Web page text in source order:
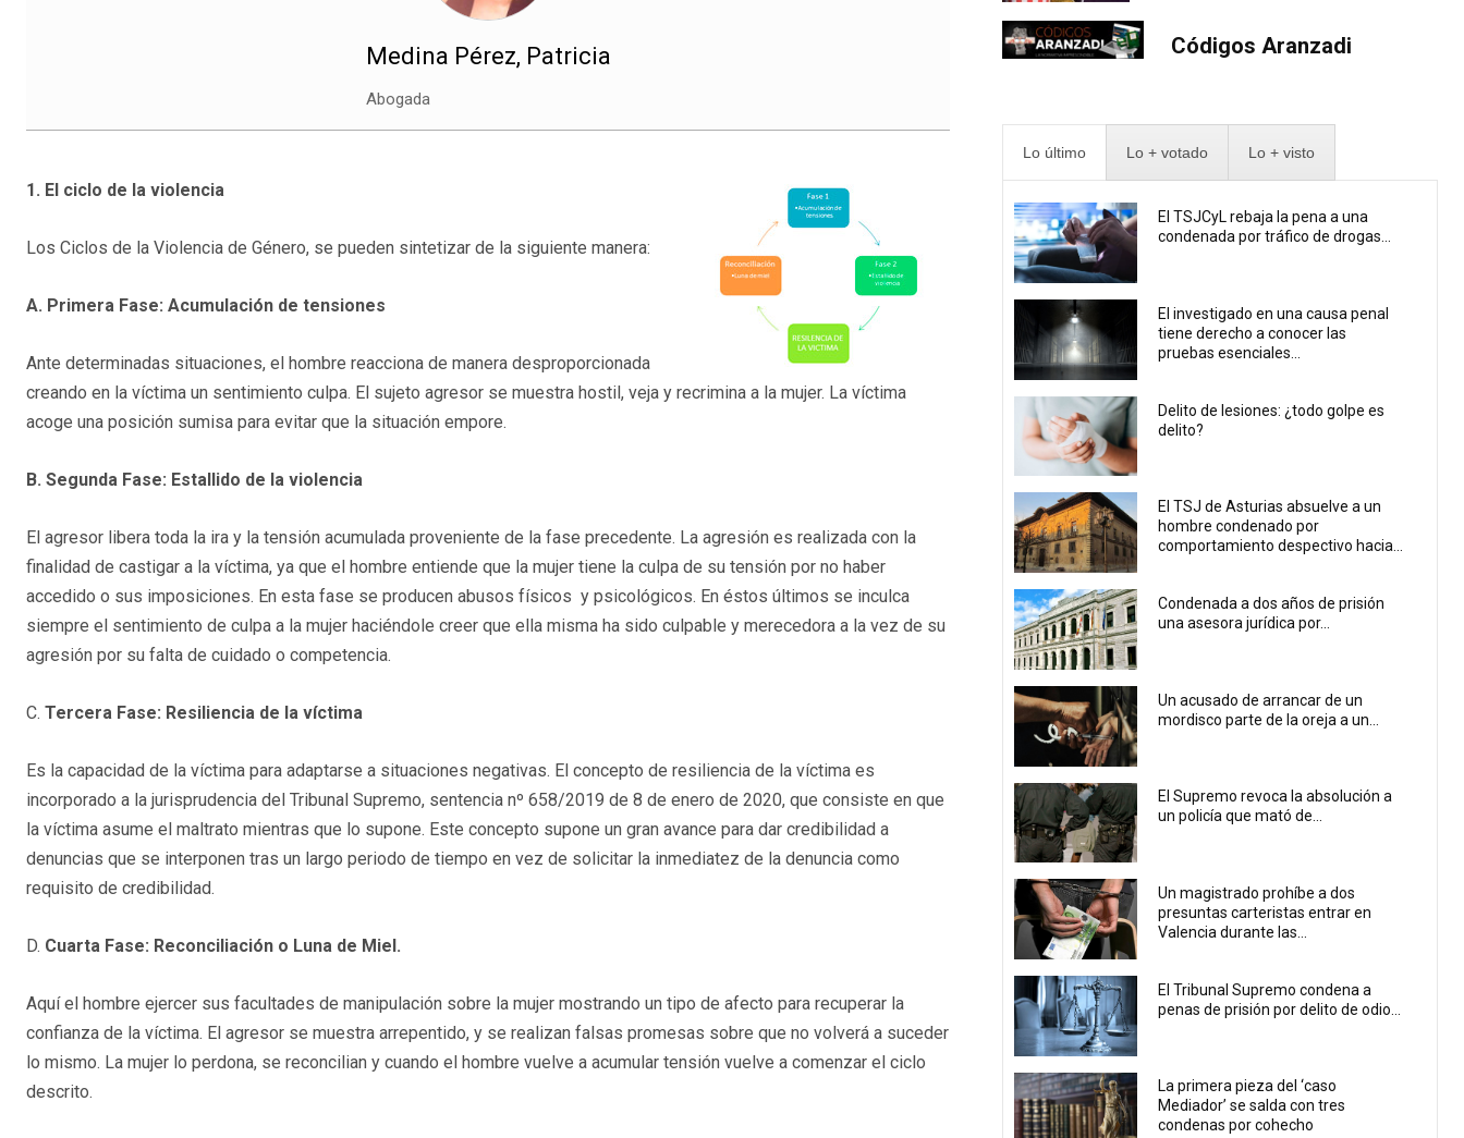
Medina Pérez, Patricia
Abogada
1. El ciclo de la violencia
Los Ciclos de la Violencia de Género, se pueden sintetizar de la siguiente manera:
A. Primera Fase: Acumulación de tensiones
Ante determinadas situaciones, el hombre reacciona de manera desproporcionada
creando en la víctima un sentimiento culpa. El sujeto agresor se muestra hostil, veja y recrimina a la mujer. La víctima
acoge una posición sumisa para evitar que la situación empore.
B. Segunda Fase: Estallido de la violencia
El agresor libera toda la ira y la tensión acumulada proveniente de la fase precedente. La agresión es realizada con la
finalidad de castigar a la víctima, ya que el hombre entiende que la mujer tiene la culpa de su tensión por no haber
accedido o sus imposiciones. En esta fase se producen abusos físicos y psicológicos. En éstos últimos se inculca
siempre el sentimiento de culpa a la mujer haciéndole creer que ella misma ha sido culpable y merecedora a la vez de su
agresión por su falta de cuidado o competencia.
C. Tercera Fase: Resiliencia de la víctima
Es la capacidad de la víctima para adaptarse a situaciones negativas. El concepto de resiliencia de la víctima es
incorporado a la jurisprudencia del Tribunal Supremo, sentencia nº 658/2019 de 8 de enero de 2020, que consiste en que
la víctima asume el maltrato mientras que lo supone. Este concepto supone un gran avance para dar credibilidad a
denuncias que se interponen tras un largo periodo de tiempo en vez de solicitar la inmediatez de la denuncia como
requisito de credibilidad.
D. Cuarta Fase: Reconciliación o Luna de Miel.
Aquí el hombre ejercer sus facultades de manipulación sobre la mujer mostrando un tipo de afecto para recuperar la
confianza de la víctima. El agresor se muestra arrepentido, y se realizan falsas promesas sobre que no volverá a suceder
lo mismo. La mujer lo perdona, se reconcilian y cuando el hombre vuelve a acumular tensión vuelve a comenzar el ciclo
descrito.
Códigos Aranzadi
Lo último Lo + votado Lo + visto
El TSJCyL rebaja la pena a una
condenada por tráfico de drogas...
El investigado en una causa penal
tiene derecho a conocer las
pruebas esenciales...
Delito de lesiones: ¿todo golpe es
delito?
El TSJ de Asturias absuelve a un
hombre condenado por
comportamiento despectivo hacia...
Condenada a dos años de prisión
una asesora jurídica por...
Un acusado de arrancar de un
mordisco parte de la oreja a un...
El Supremo revoca la absolución a
un policía que mató de...
Un magistrado prohíbe a dos
presuntas carteristas entrar en
Valencia durante las...
El Tribunal Supremo condena a
penas de prisión por delito de odio...
La primera pieza del ‘caso
Mediador’ se salda con tres
condenas por cohecho